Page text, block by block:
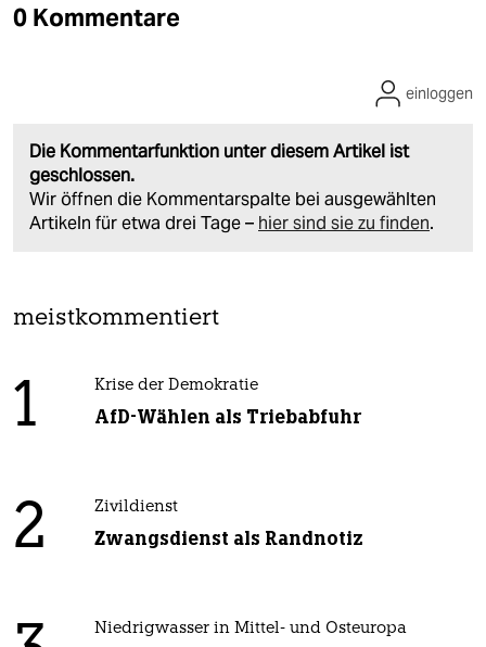
0 Kommentare
Die Kommentarfunktion unter diesem Artikel ist
geschlossen.
Wir öffnen die Kommentarspalte bei ausgewählten
Artikeln für etwa drei Tage – hier sind sie zu finden.
einloggen
meistkommentiert
1 Krise der Demokratie
AfD-Wählen als Triebabfuhr
2 Zivildienst
Zwangsdienst als Randnotiz
Niedrigwasser in Mittel- und Osteuropa